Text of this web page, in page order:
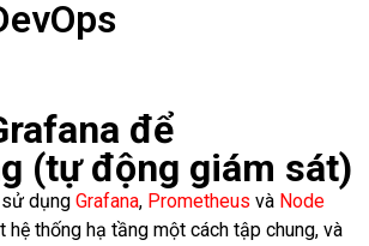
để
(tự động giám sát)
dụng Grafana, Prometheus và Node
hệ thống hạ tầng một cách tập chung, và